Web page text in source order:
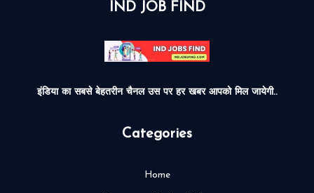
IND JOB FIND
इंडिया का सबसे बेहतरीन चैनल उस पर हर खबर आपको मिल जायेगी..
Categories
Home